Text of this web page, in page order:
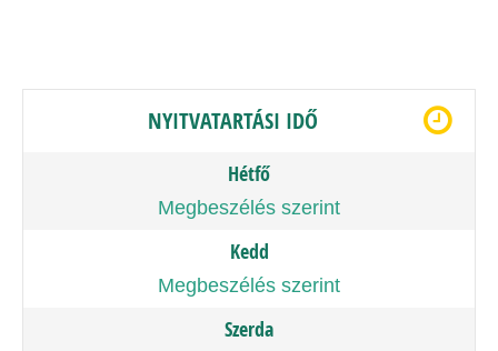
NYITVATARTÁSI IDŐ
Hétfő
Megbeszélés szerint
Kedd
Megbeszélés szerint
Szerda